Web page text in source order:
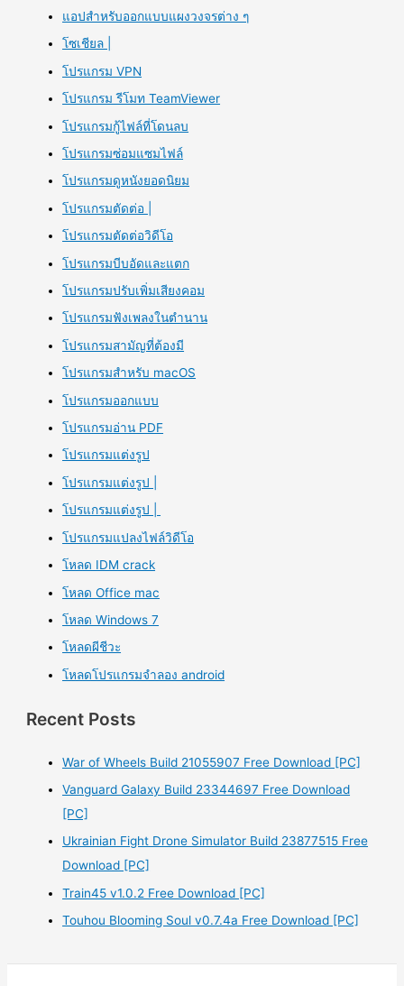
แอปสำหรับออกแบบแผงวงจรต่าง ๆ
โซเชียล |
โปรแกรม VPN
โปรแกรม รีโมท TeamViewer
โปรแกรมกู้ไฟล์ที่โดนลบ
โปรแกรมซ่อมแซมไฟล์
โปรแกรมดูหนังยอดนิยม
โปรแกรมตัดต่อ |
โปรแกรมตัดต่อวิดีโอ
โปรแกรมบีบอัดและแตก
โปรแกรมปรับเพิ่มเสียงคอม
โปรแกรมฟังเพลงในตำนาน
โปรแกรมสามัญที่ต้องมี
โปรแกรมสำหรับ macOS
โปรแกรมออกแบบ
โปรแกรมอ่าน PDF
โปรแกรมแต่งรูป
โปรแกรมแต่งรูป |
โปรแกรมแต่งรูป |
โปรแกรมแปลงไฟล์วิดีโอ
โหลด IDM crack
โหลด Office mac
โหลด Windows 7
โหลดผีชีวะ
โหลดโปรแกรมจําลอง android
Recent Posts
War of Wheels Build 21055907 Free Download [PC]
Vanguard Galaxy Build 23344697 Free Download
[PC]
Ukrainian Fight Drone Simulator Build 23877515 Free
Download [PC]
Train45 v1.0.2 Free Download [PC]
Touhou Blooming Soul v0.7.4a Free Download [PC]